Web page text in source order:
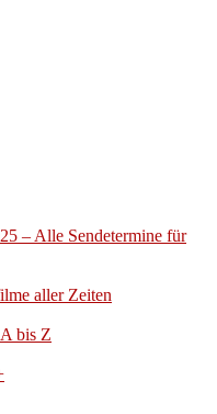
– Alle Sendetermine für
aller Zeiten
bis Z